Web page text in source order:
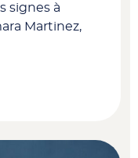
signes à
Martinez,